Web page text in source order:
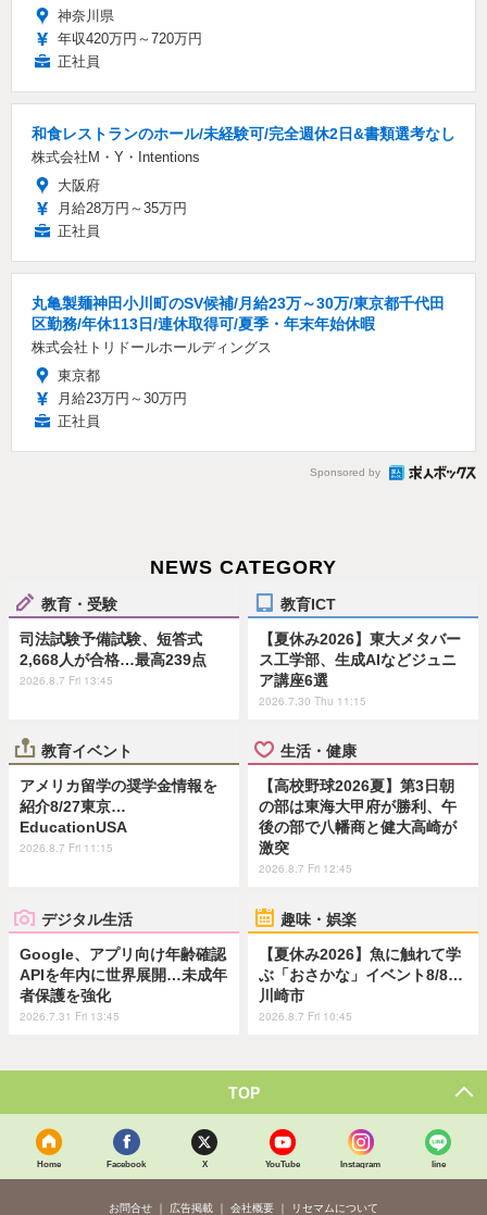
神奈川県
年収420万円～720万円
正社員
和食レストランのホール/未経験可/完全週休2日&書類選考なし
株式会社M・Y・Intentions
大阪府
月給28万円～35万円
正社員
丸亀製麺神田小川町のSV候補/月給23万～30万/東京都千代田
区勤務/年休113日/連休取得可/夏季・年末年始休暇
株式会社トリドールホールディングス
東京都
月給23万円～30万円
正社員
Sponsored by
NEWS CATEGORY
教育・受験
司法試験予備試験、短答式
2,668人が合格…最高239点
2026.8.7 Fri 13:45
教育ICT
【夏休み2026】東大メタバー
ス工学部、生成AIなどジュニ
ア講座6選
2026.7.30 Thu 11:15
教育イベント
アメリカ留学の奨学金情報を
紹介8/27東京…
EducationUSA
2026.8.7 Fri 11:15
生活・健康
【高校野球2026夏】第3日朝
の部は東海大甲府が勝利、午
後の部で八幡商と健大高崎が
激突
2026.8.7 Fri 12:45
デジタル生活
Google、アプリ向け年齢確認
APIを年内に世界展開…未成年
者保護を強化
2026.7.31 Fri 13:45
趣味・娯楽
【夏休み2026】魚に触れて学
ぶ「おさかな」イベント8/8…
川崎市
2026.8.7 Fri 10:45
TOP
Home Facebook X YouTube Instagram line
お問合せ 広告掲載 会社概要 リセマムについて